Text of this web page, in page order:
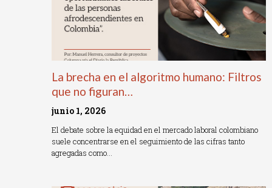
La brecha en el algoritmo humano: Filtros
que no figuran…
junio 1, 2026
El debate sobre la equidad en el mercado laboral colombiano
suele concentrarse en el seguimiento de las cifras tanto
agregadas como…